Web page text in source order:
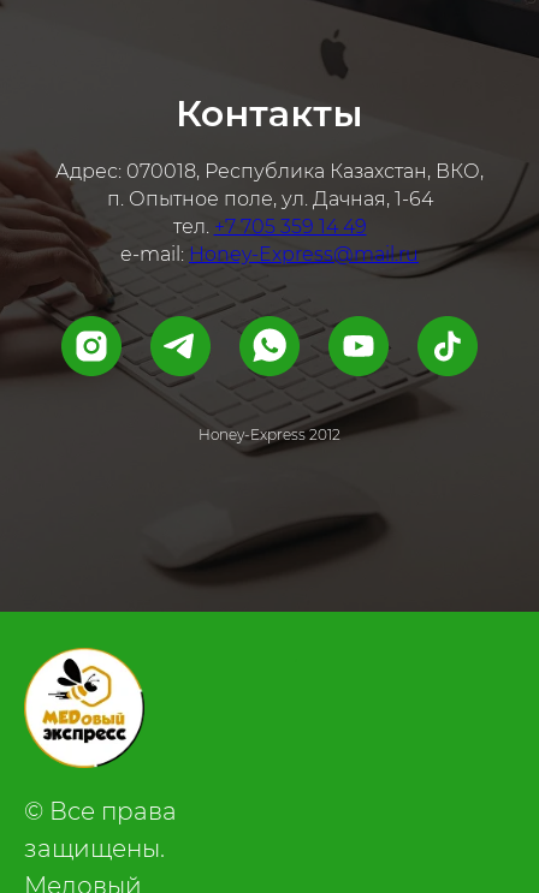
Контакты
Адрес: 070018, Республика Казахстан, ВКО,
п. Опытное поле, ул. Дачная, 1-64
тел. +7 705 359 14 49
e-mail: Honey-Express@mail.ru
Honey-Express 2012
© Все права
защищены.
Медовый